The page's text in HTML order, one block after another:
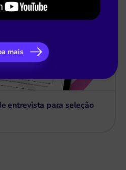
entrevista para seleção
mais